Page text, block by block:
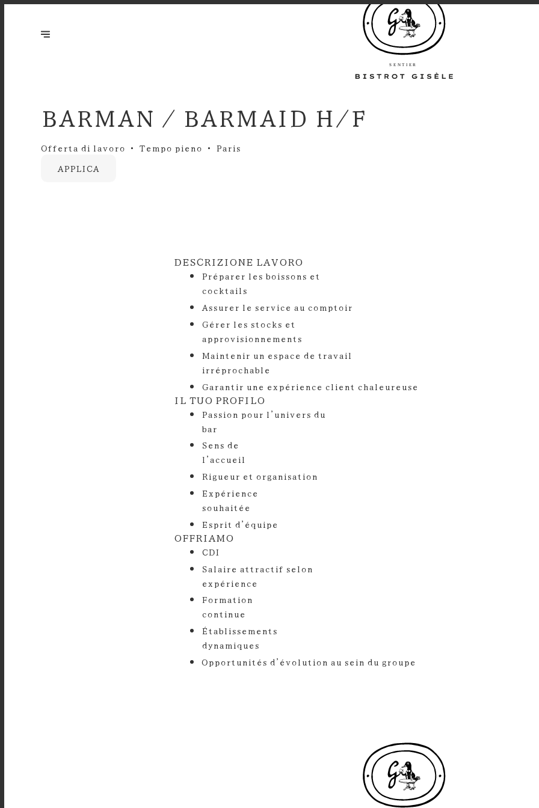
BARMAN / BARMAID H/F
Offerta di lavoro Tempo pieno
Paris
APPLICA
DESCRIZIONE LAVORO
Préparer les boissons et
cocktails
Assurer le service au
Gérer les stocks et
approvisionnements
Maintenir un espace de travail
irréprochable
Garantir une expérience client chaleureuse
IL TUO PROFILO
Passion pour l’univers du
bar
Sens de
⁠Rigueur et
Expérience
Esprit d’équipe
OFFRIAMO
Salaire attractif selon
expérience
Formation
Établissements
Opportunités d’évolution au sein du groupe